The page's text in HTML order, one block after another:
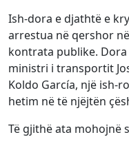
Ish-dora e djathtë e
arrestua në qershor
kontrata publike.
ministri i transportit
Koldo García, një ish-
hetim në të njëjtën
Të gjithë ata mohojnë